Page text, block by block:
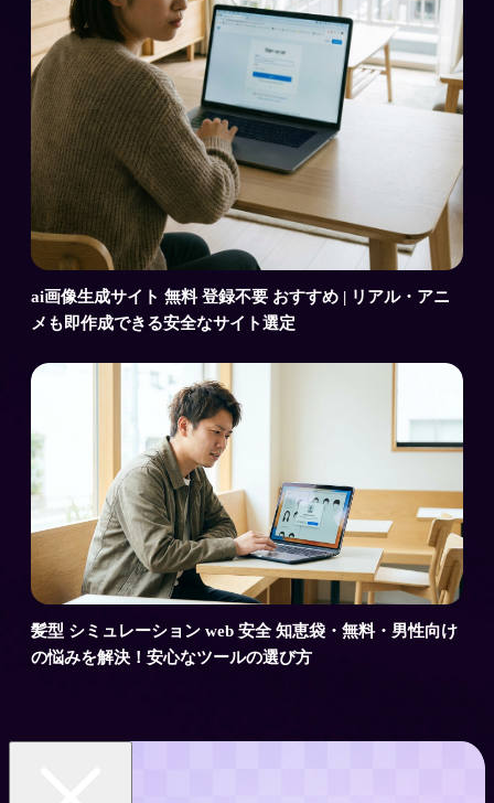
ai画像生成サイト 無料 登録不要 おすすめ | リアル・アニ
メも即作成できる安全なサイト選定
髪型 シミュレーション web 安全 知恵袋・無料・男性向け
の悩みを解決！安心なツールの選び方